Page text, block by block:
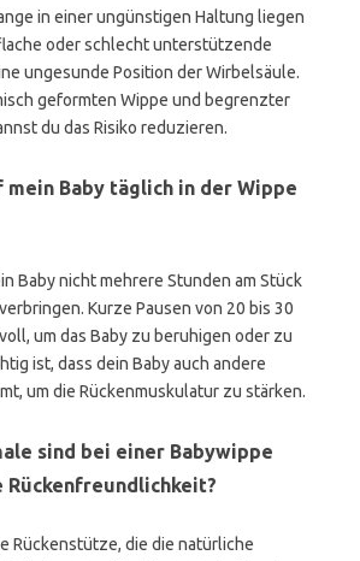
in einer ungünstigen Haltung liegen
oder schlecht unterstützende
ungesunde Position der Wirbelsäule.
geformten Wippe und begrenzter
du das Risiko reduzieren.
mein Baby täglich in der Wippe
Baby nicht mehrere Stunden am Stück
Kurze Pausen von 20 bis 30
um das Baby zu beruhigen oder zu
ist, dass dein Baby auch andere
um die Rückenmuskulatur zu stärken.
sind bei einer Babywippe
Rückenstütze, die die natürliche